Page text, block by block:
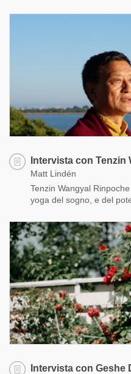
Intervista con
Matt Lindén
Tenzin Wangyal
yoga del sogno, e del
Intervista con Geshe